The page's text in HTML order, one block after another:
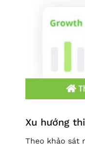
Xu hướng
Theo khảo sát